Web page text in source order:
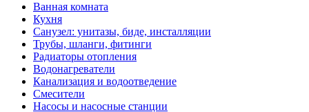
Ванная комната
Кухня
Санузел: унитазы, биде, инсталляции
Трубы, шланги, фитинги
Радиаторы отопления
Водонагреватели
Канализация и водоотведение
Смесители
Насосы и насосные станции